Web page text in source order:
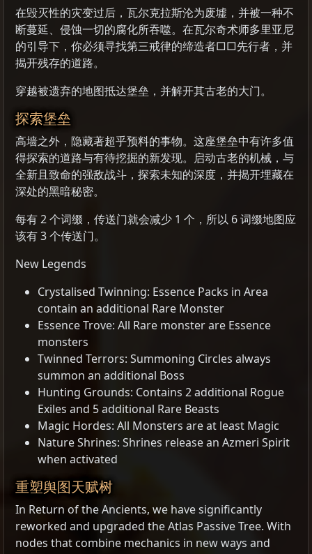
在毁灭性的灾变过后，瓦尔克拉斯沦为废墟，并被一种不
断蔓延、侵蚀一切的腐化所吞噬。在瓦尔奇术师多里亚尼
的引导下，你必须寻找第三戒律的缔造者□□先行者，并
揭开残存的道路。
穿越被遗弃的地图抵达堡垒，并解开其古老的大门。
探索堡垒
高墙之外，隐藏著超乎预料的事物。这座堡垒中有许多值
得探索的道路与有待挖掘的新发现。启动古老的机械，与
全新且致命的强敌战斗，探索未知的深度，并揭开埋藏在
深处的黑暗秘密。
每有 2 个词缀，传送门就会减少 1 个，所以 6 词缀地图应
该有 3 个传送门。
New Legends
Crystalised Twinning: Essence Packs in Area
contain an additional Rare Monster
Essence Trove: All Rare monster are Essence
monsters
Twinned Terrors: Summoning Circles always
summon an additional Boss
Hunting Grounds: Contains 2 additional Rogue
Exiles and 5 additional Rare Beasts
Magic Hordes: All Monsters are at least Magic
Nature Shrines: Shrines release an Azmeri Spirit
when activated
重塑舆图天赋树
In Return of the Ancients, we have significantly
reworked and upgraded the Atlas Passive Tree. With
nodes that combine mechanics in new ways and